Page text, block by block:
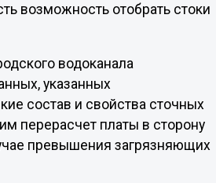
возможность отобрать стоки
водоканала
указанных
состав и свойства сточных
перерасчет платы в сторону
превышения загрязняющих